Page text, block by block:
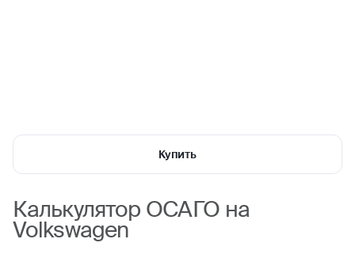
Купить
Калькулятор ОСАГО на
Volkswagen